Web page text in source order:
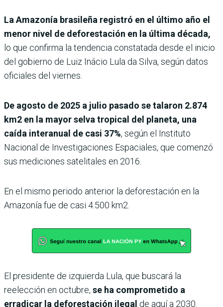
La Amazonía brasileña registró en el último año el
menor nivel de deforestación en la última década,
lo que confirma la tendencia constatada desde el inicio
del gobierno de Luiz Inácio Lula da Silva, según datos
oficiales del viernes.
De agosto de 2025 a julio pasado se talaron 2.874
km2 en la mayor selva tropical del planeta, una
caída interanual de casi 37%, según el Instituto
Nacional de Investigaciones Espaciales, que comenzó
sus mediciones satelitales en 2016.
En el mismo periodo anterior la deforestación en la
Amazonía fue de casi 4.500 km2.
El presidente de izquierda Lula, que buscará la
reelección en octubre, se ha comprometido a
erradicar la deforestación ilegal de aquí a 2030.